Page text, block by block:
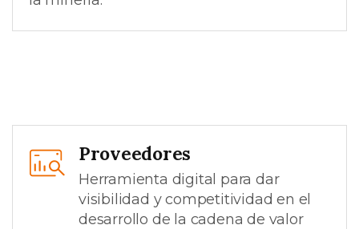
Proveedores
Herramienta digital para dar
visibilidad y competitividad en el
desarrollo de la cadena de valor